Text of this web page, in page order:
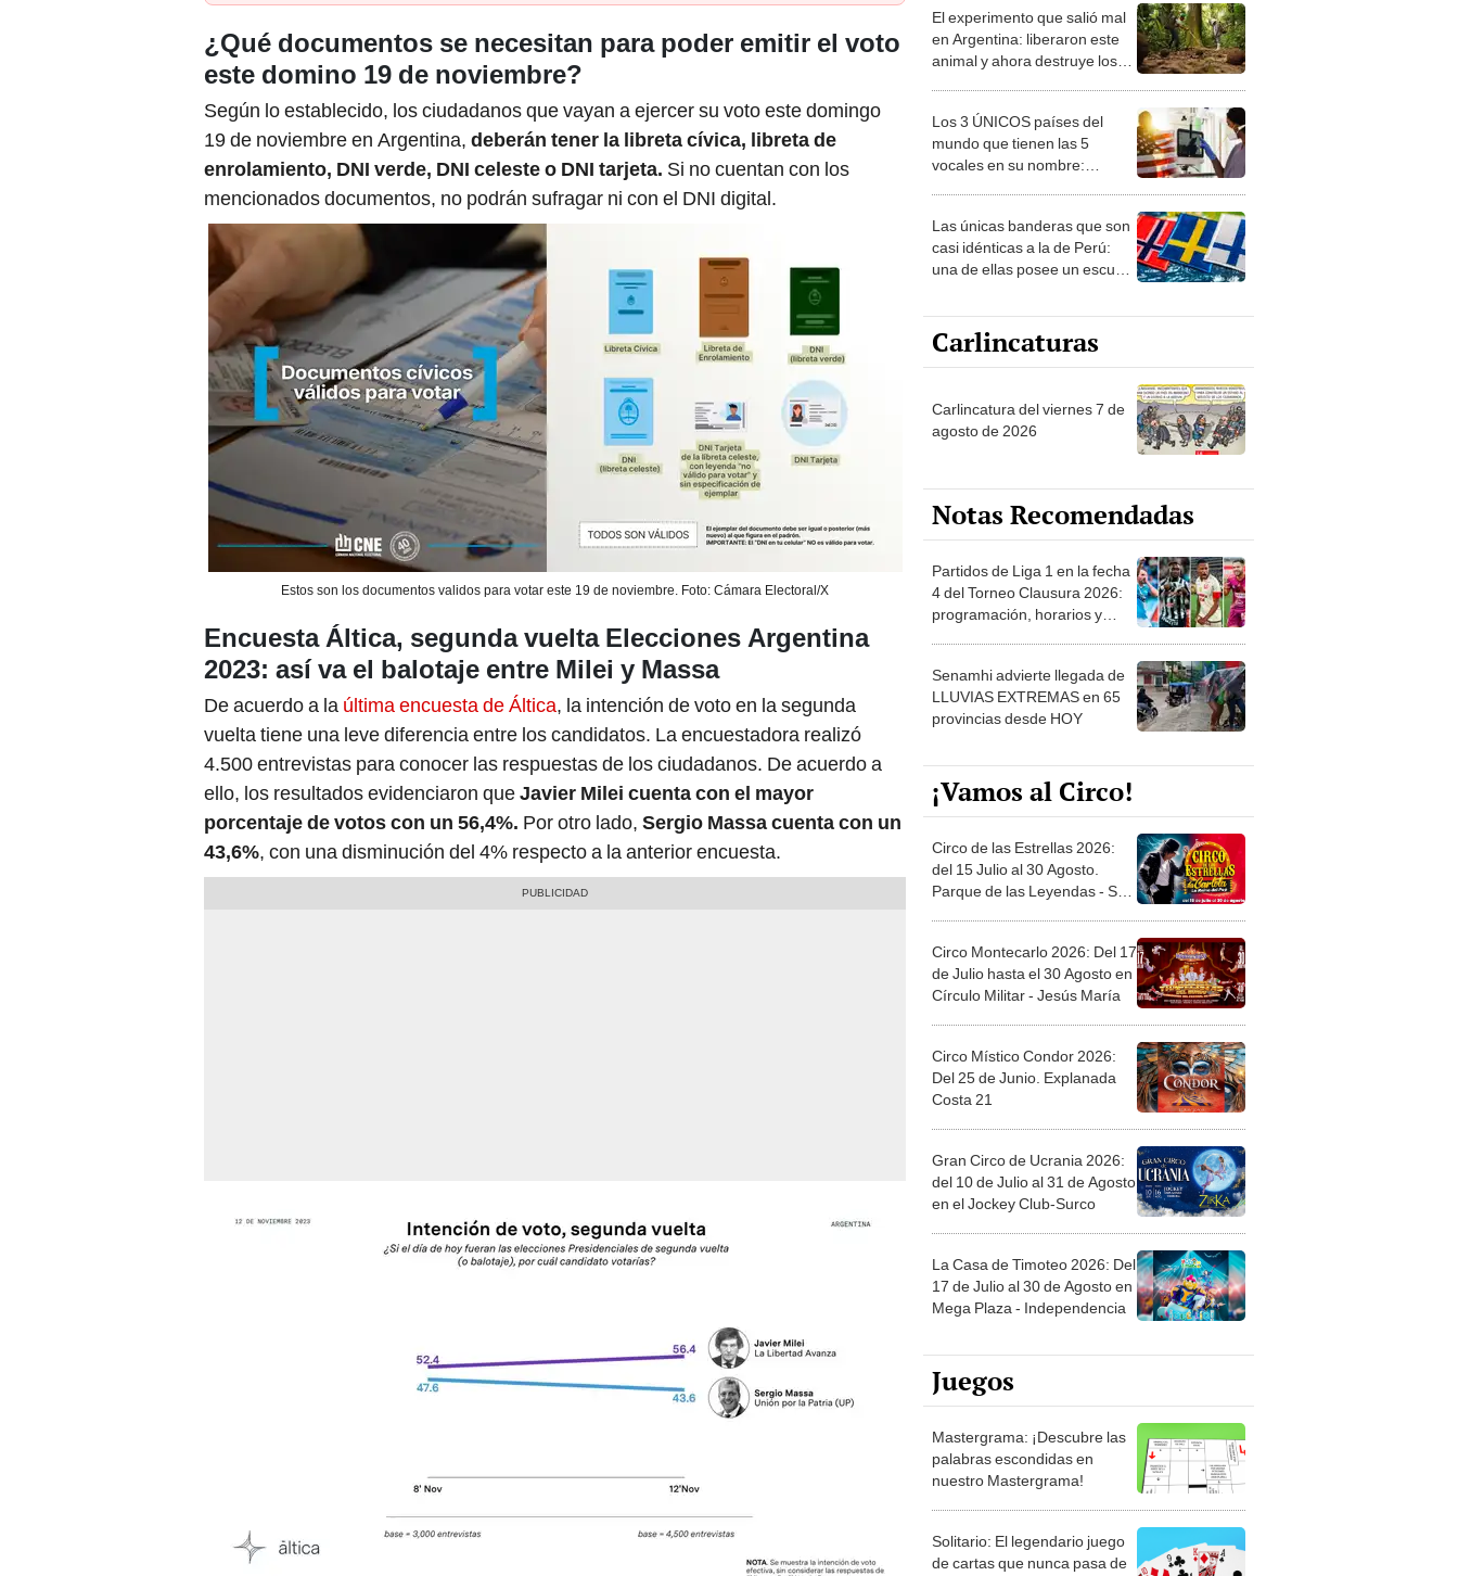
¿Qué documentos se necesitan para poder emitir el voto
este domino 19 de noviembre?
Según lo establecido, los ciudadanos que vayan a ejercer su voto este domingo
19 de noviembre en Argentina, deberán tener la libreta cívica, libreta de
enrolamiento, DNI verde, DNI celeste o DNI tarjeta. Si no cuentan con los
mencionados documentos, no podrán sufragar ni con el DNI digital.
Estos son los documentos validos para votar este 19 de noviembre. Foto: Cámara Electoral/X
Encuesta Áltica, segunda vuelta Elecciones Argentina
2023: así va el balotaje entre Milei y Massa
De acuerdo a la última encuesta de Áltica, la intención de voto en la segunda
vuelta tiene una leve diferencia entre los candidatos. La encuestadora realizó
4.500 entrevistas para conocer las respuestas de los ciudadanos. De acuerdo a
ello, los resultados evidenciaron queJavier Milei cuenta con el mayor
porcentaje de votos con un 56,4%. Por otro lado, Sergio Massa cuenta con un
43,6%, con una disminución del 4% respecto a la anterior encuesta.
El experimento que salió mal
en Argentina: liberaron este
animal y ahora destruye los
Los 3 ÚNICOS países del
mundo que tienen las 5
vocales en su nombre:
Las únicas banderas que son
casi idénticas a la de Perú:
una de ellas posee un escudo
Carlincaturas
Carlincatura del viernes 7 de
agosto de 2026
Notas Recomendadas
Partidos de Liga 1 en la fecha
4 del Torneo Clausura 2026:
programación, horarios y
Senamhi advierte llegada de
LLUVIAS EXTREMAS en 65
provincias desde HOY
¡Vamos al Circo!
Circo de las Estrellas 2026:
del 15 Julio al 30 Agosto.
Parque de las Leyendas - San
Circo Montecarlo 2026: Del 17
de Julio hasta el 30 Agosto en
Círculo Militar - Jesús María
Circo Místico Condor 2026:
Del 25 de Junio. Explanada
Costa 21
Gran Circo de Ucrania 2026:
del 10 de Julio al 31 de Agosto
en el Jockey Club-Surco
La Casa de Timoteo 2026: Del
17 de Julio al 30 de Agosto en
Mega Plaza - Independencia
Juegos
Mastergrama: ¡Descubre las
palabras escondidas en
nuestro Mastergrama!
Solitario: El legendario juego
de cartas que nunca pasa de